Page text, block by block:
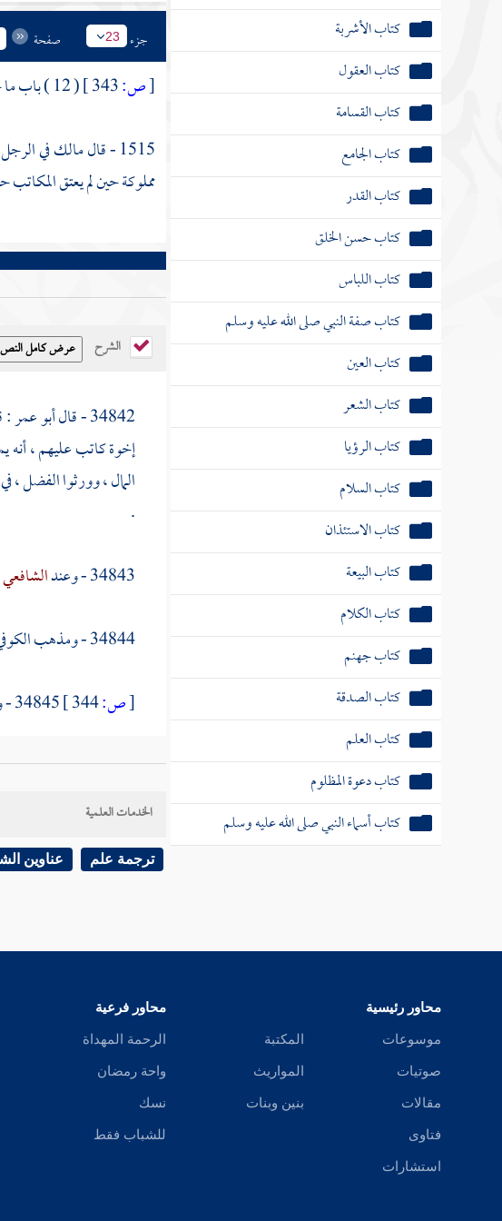
كتاب الأشربة
كتاب العقول
كتاب القسامة
كتاب الجامع
كتاب القدر
كتاب حسن الخلق
كتاب اللباس
كتاب صفة النبي صلى الله عليه وسلم
كتاب العين
كتاب الشعر
كتاب الرؤيا
كتاب السلام
كتاب الاستئذان
كتاب البيعة
كتاب الكلام
كتاب جهنم
كتاب الصدقة
كتاب العلم
كتاب دعوة المظلوم
كتاب أسماء النبي صلى الله عليه وسلم
جزء 23 صفحة
[ص: ( 12 ) باب ما جاء في
1515 - قال
مالكفي
مملوكة حين لم يعتق المكاتب
الشرح
34842 - قال أبو عمر:
إخوة كاتب عليهم ، أنه
المال ، وورثوا الفضل ،
.
34843 - وعند
الشافعي
34844 - ومذهب الكوفي قد ذكرناه فيما تقدم .
[ص: 34845 - واختلف أصحاب
34846 - فقال
ابن
الخدمات العلمية
ترجمة علم عناوين
محاور رئيسية
موسوعات
صوتيات
مقالات
فتاوى
استشارات
المكتبة
المواريث
بنين وبنات
محاور فرعية
الرحمة المهداة
واحة رمضان
نسك
للشباب فقط